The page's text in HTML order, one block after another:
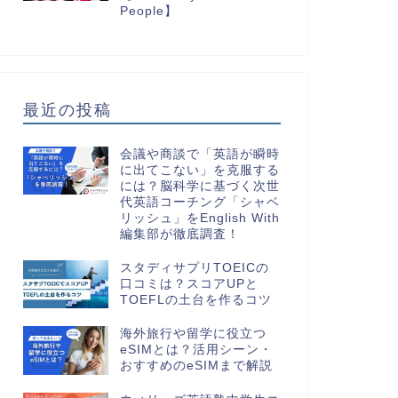
People】
最近の投稿
会議や商談で「英語が瞬時
に出てこない」を克服する
には？脳科学に基づく次世
代英語コーチング「シャベ
リッシュ」をEnglish With
編集部が徹底調査！
スタディサプリTOEICの
口コミは？スコアUPと
TOEFLの土台を作るコツ
海外旅行や留学に役立つ
eSIMとは？活用シーン・
おすすめのeSIMまで解説